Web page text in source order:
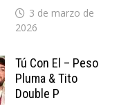
3 de marzo de
2026
Tú Con El – Peso
Pluma & Tito
Double P